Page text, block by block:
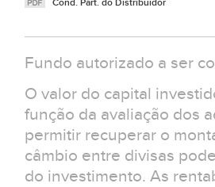
Cond. Part. do Distribuidor
Fundo autorizado a ser
O valor do capital
função da avaliação dos
permitir recuperar o
câmbio entre divisas
do investimento. As